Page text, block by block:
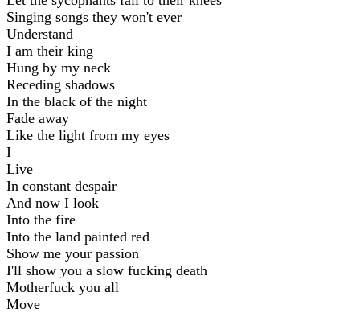
Singing songs they won't ever
Understand
I am their king
Hung by my neck
Receding shadows
In the black of the night
Fade away
Like the light from my eyes
I
Live
In constant despair
And now I look
Into the fire
Into the land painted red
Show me your passion
I'll show you a slow fucking death
Motherfuck you all
Move